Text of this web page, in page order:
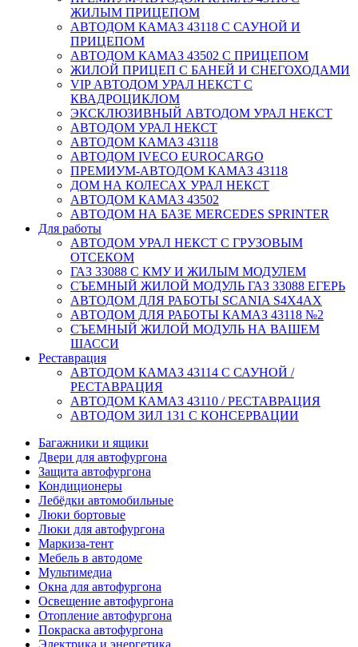
ЖИЛЫМ ПРИЦЕПОМ
АВТОДОМ КАМАЗ 43118 С САУНОЙ И
ПРИЦЕПОМ
АВТОДОМ КАМАЗ 43502 С ПРИЦЕПОМ
ЖИЛОЙ ПРИЦЕП С БАНЕЙ И СНЕГОХОДАМИ
VIP АВТОДОМ УРАЛ НЕКСТ С
КВАДРОЦИКЛОМ
ЭКСКЛЮЗИВНЫЙ АВТОДОМ УРАЛ НЕКСТ
АВТОДОМ УРАЛ НЕКСТ
АВТОДОМ КАМАЗ 43118
АВТОДОМ IVECO EUROCARGO
ПРЕМИУМ-АВТОДОМ КАМАЗ 43118
ДОМ НА КОЛЕСАХ УРАЛ НЕКСТ
АВТОДОМ КАМАЗ 43502
АВТОДОМ НА БАЗЕ MERCEDES SPRINTER
Для работы
АВТОДОМ УРАЛ НЕКСТ С ГРУЗОВЫМ
ОТСЕКОМ
ГАЗ 33088 С КМУ И ЖИЛЫМ МОДУЛЕМ
СЪЕМНЫЙ ЖИЛОЙ МОДУЛЬ ГАЗ 33088 ЕГЕРЬ
АВТОДОМ ДЛЯ РАБОТЫ SCANIA S4X4AX
АВТОДОМ ДЛЯ РАБОТЫ КАМАЗ 43118 №2
СЪЕМНЫЙ ЖИЛОЙ МОДУЛЬ НА ВАШЕМ
ШАССИ
Реставрация
АВТОДОМ КАМАЗ 43114 С САУНОЙ /
РЕСТАВРАЦИЯ
АВТОДОМ КАМАЗ 43110 / РЕСТАВРАЦИЯ
АВТОДОМ ЗИЛ 131 С КОНСЕРВАЦИИ
Багажники и ящики
Двери для автофургона
Защита автофургона
Кондиционеры
Лебёдки автомобильные
Люки бортовые
Люки для автофургона
Маркиза-тент
Мебель в автодоме
Мультимедиа
Окна для автофургона
Освещение автофургона
Отопление автофургона
Покраска автофургона
Электрика и энергетика